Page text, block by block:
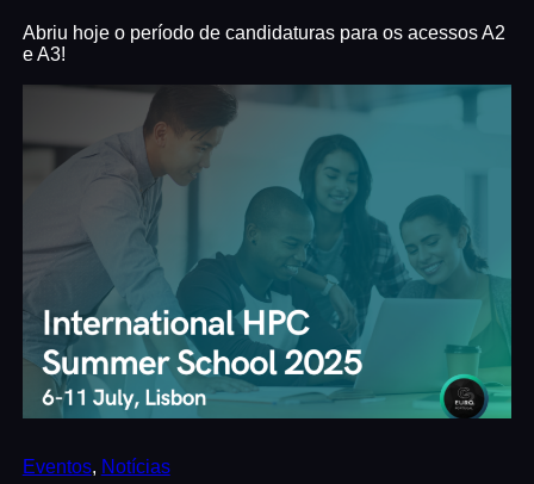
Abriu hoje o período de candidaturas para os acessos A2
e A3!
Eventos, Notícias